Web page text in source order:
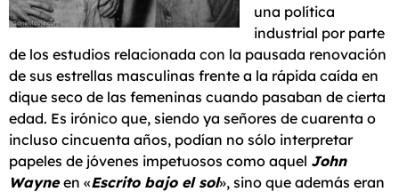
una política
industrial por parte
de los estudios relacionada con la pausada renovación
de sus estrellas masculinas frente a la rápida caída en
dique seco de las femeninas cuando pasaban de cierta
edad. Es irónico que, siendo ya señores de cuarenta o
incluso cincuenta años, podían no sólo interpretar
papeles de jóvenes impetuosos como aquel John
Wayneen «Escrito bajo el sol», sino que además eran